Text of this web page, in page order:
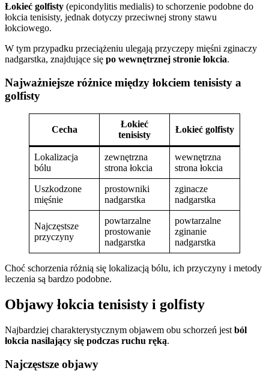
Łokieć golfisty (epicondylitis medialis) to schorzenie podobne do
łokcia tenisisty, jednak dotyczy przeciwnej strony stawu
łokciowego.
W tym przypadku przeciążeniu ulegają przyczepy mięśni zginaczy
nadgarstka, znajdujące się po wewnętrznej stronie łokcia.
Najważniejsze różnice między łokciem tenisisty a
golfisty
Cecha
Łokieć
tenisisty
Łokieć golfisty
Lokalizacja
bólu
zewnętrzna
strona łokcia
wewnętrzna
strona łokcia
Uszkodzone
mięśnie
prostowniki
nadgarstka
zginacze
nadgarstka
Najczęstsze
przyczyny
powtarzalne
prostowanie
nadgarstka
powtarzalne
zginanie
nadgarstka
Choć schorzenia różnią się lokalizacją bólu, ich przyczyny i metody
leczenia są bardzo podobne.
Objawy łokcia tenisisty i golfisty
Najbardziej charakterystycznym objawem obu schorzeń jest ból
łokcia nasilający się podczas ruchu ręką.
Najczęstsze objawy